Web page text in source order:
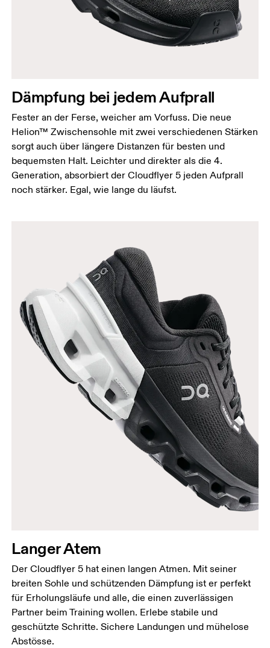
Dämpfung bei jedem Aufprall
Fester an der Ferse, weicher am Vorfuss. Die neue
Helion™ Zwischensohle mit zwei verschiedenen Stärken
sorgt auch über längere Distanzen für besten und
bequemsten Halt. Leichter und direkter als die 4.
Generation, absorbiert der Cloudflyer 5 jeden Aufprall
noch stärker. Egal, wie lange du läufst.
Langer Atem
Der Cloudflyer 5 hat einen langen Atmen. Mit seiner
breiten Sohle und schützenden Dämpfung ist er perfekt
für Erholungsläufe und alle, die einen zuverlässigen
Partner beim Training wollen. Erlebe stabile und
geschützte Schritte. Sichere Landungen und mühelose
Abstösse.